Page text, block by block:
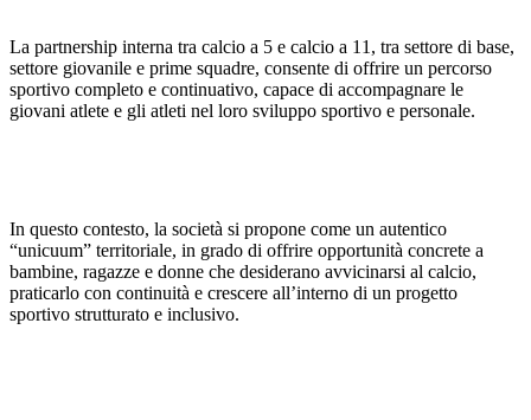
La partnership interna tra calcio a 5 e calcio a 11, tra settore di base,
settore giovanile e prime squadre, consente di offrire un percorso
sportivo completo e continuativo, capace di accompagnare le
giovani atlete e gli atleti nel loro sviluppo sportivo e personale.
In questo contesto, la società si propone come un autentico
“unicuum” territoriale, in grado di offrire opportunità concrete a
bambine, ragazze e donne che desiderano avvicinarsi al calcio,
praticarlo con continuità e crescere all’interno di un progetto
sportivo strutturato e inclusivo.